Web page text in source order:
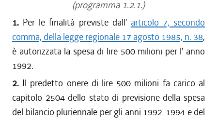
(programma 1.2.1.)
1. Per le finalità previste dall' articolo 7, secondo
comma, della legge regionale 17 agosto 1985, n. 38,
è autorizzata la spesa di lire 500 milioni per l' anno
1992.
2. Il predetto onere di lire 500 milioni fa carico al
capitolo 2504 dello stato di previsione della spesa
del bilancio pluriennale per gli anni 1992-1994 e del